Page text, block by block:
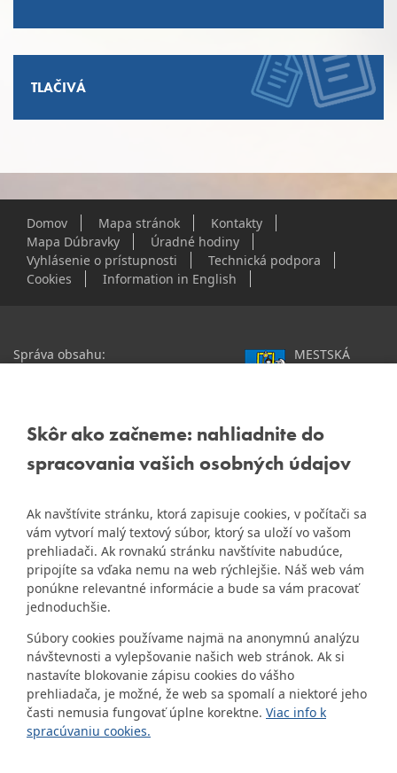
Skôr ako začneme: nahliadnite do
spracovania vašich osobných údajov
Ak navštívite stránku, ktorá zapisuje cookies, v počítači sa
vám vytvorí malý textový súbor, ktorý sa uloží vo vašom
prehliadači. Ak rovnakú stránku navštívite nabudúce,
pripojíte sa vďaka nemu na web rýchlejšie. Náš web vám
ponúkne relevantné informácie a bude sa vám pracovať
jednoduchšie.
Súbory cookies používame najmä na anonymnú analýzu
návštevnosti a vylepšovanie našich web stránok. Ak si
nastavíte blokovanie zápisu cookies do vášho
prehliadača, je možné, že web sa spomalí a niektoré jeho
časti nemusia fungovať úplne korektne. Viac info k
spracúvaniu cookies.
TLAČIVÁ
Domov Mapa stránok
Kontakty
Mapa Dúbravky
Úradné hodiny
Vyhlásenie o prístupnosti
Technická podpora
Cookies
Information in English
Správa obsahu:
Staršie informácie a dokumenty
starej stránke Dúbravky
Naša mestská časť získala 3.
miesto v súťažiZlatyErb.sk
o
najlepšiu internetovú stránku
samospráv za rok 2020
MESTSKÁ
Žatevná 2, 844 02
IČO: 00603406
DIČ: 2020919120
IČ DPH: Nie sme platca
DPH
Bankové spojenie:
a.s., Mlynské nivy 1, 829 90
Bratislava 25
Číslo účtu v tvare IBAN:
SK31 0200 0000 0000 1012
8032, BIC kód: SUBASKBX